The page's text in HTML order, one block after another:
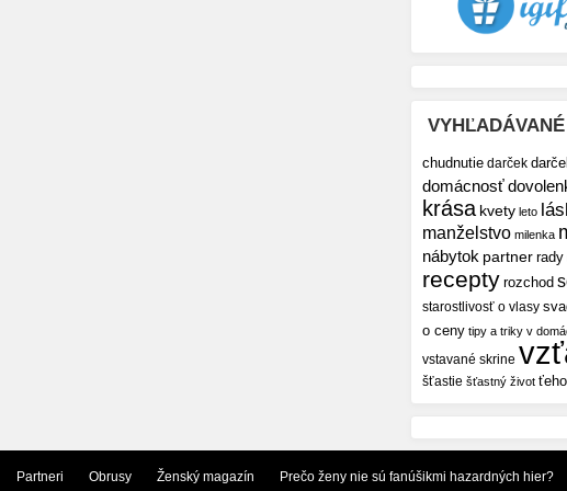
chudnutie darček
domácnosť
krása kvety leto
manželstvo milenka
nábytok partner rady
recepty rozchod
starostlivosť o vlasy
o ceny tipy a triky v
vstavané skrine
šťastie šťastný život
Partneri Obrusy Ženský magazín Prečo ženy nie sú fanúšikmi hazardných hier?